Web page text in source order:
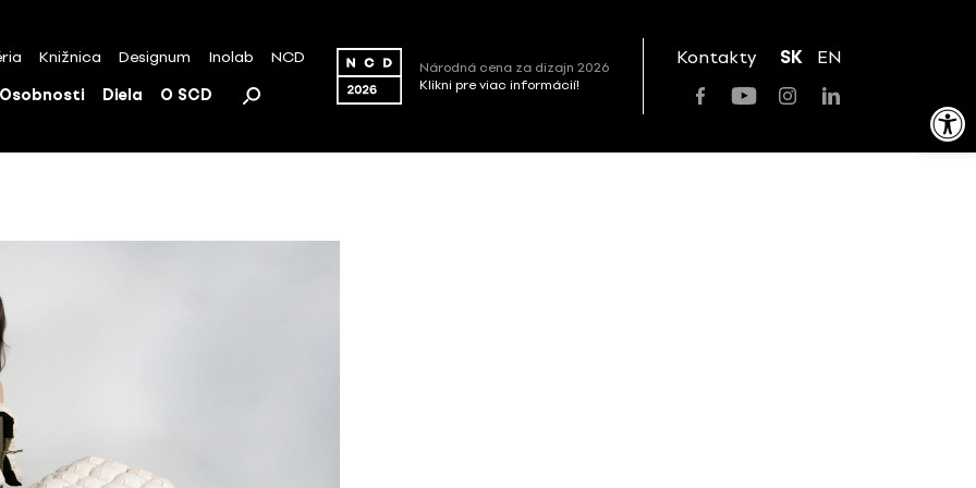
Open toolbar
Knižnica Designum Inolab NCD
Osobnosti Diela O SCD
Národná cena za dizajn 2026
Klikni pre viac informácií!
Kontakty SK EN